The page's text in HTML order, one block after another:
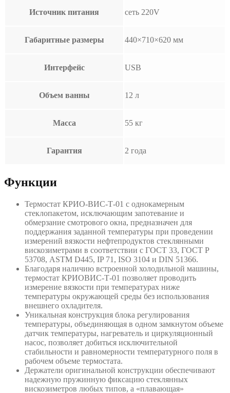
Источник питания сеть 220V
Габаритные размеры 440×710×620 мм
Интерфейс USB
Объем ванны 12 л
Масса 55 кг
Гарантия 2 года
Функции
Термостат КРИО-ВИС-Т-01 с однокамерным
стеклопакетом, исключающим запотевание и
обмерзание смотрового окна, предназначен для
поддержания заданной температуры при проведении
измерений вязкости нефтепродуктов стеклянными
вискозиметрами в соответствии с ГОСТ 33, ГОСТ Р
53708, ASTM D445, IP 71, ISO 3104 и DIN 51366.
Благодаря наличию встроенной холодильной машины,
термостат КРИОВИС-Т-01 позволяет проводить
измерение вязкости при температурах ниже
температуры окружающей среды без использования
внешнего охладителя.
Уникальная конструкция блока регулирования
температуры, объединяющая в одном замкнутом объеме
датчик температуры, нагреватель и циркуляционный
насос, позволяет добиться исключительной
стабильности и равномерности температурного поля в
рабочем объеме термостата.
Держатели оригинальной конструкции обеспечивают
надежную пружинную фиксацию стеклянных
вискозиметров любых типов, а «плавающая»